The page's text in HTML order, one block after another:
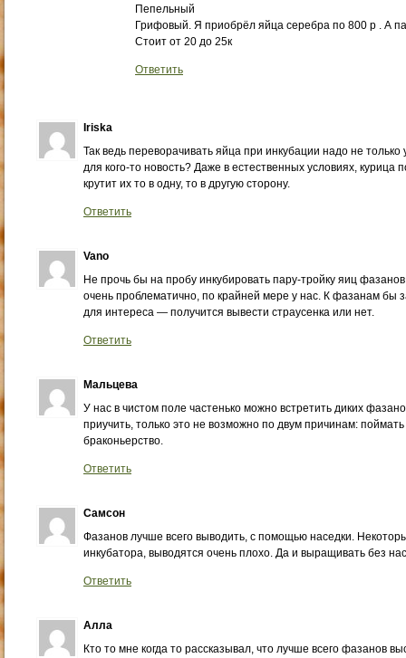
Пепельный
Грифовый. Я приобрёл яйца серебра по 800 р . А
Стоит от 20 до 25к
Ответить
Iriska
Так ведь переворачивать яйца при инкубации надо не
для кого-то новость? Даже в естественных условиях, курица
крутит их то в одну, то в другую сторону.
Ответить
Vano
Не прочь бы на пробу инкубировать пару-тройку яиц
очень проблематично, по крайней мере у нас. К фазанам бы
для интереса — получится вывести страусенка или нет.
Ответить
Мальцева
У нас в чистом поле частенько можно встретить диких
приучить, только это не возможно по двум причинам:
браконьерство.
Ответить
Самсон
Фазанов лучше всего выводить, с помощью наседки.
инкубатора, выводятся очень плохо. Да и выращивать без
Ответить
Алла
Кто то мне когда то рассказывал, что лучше всего фазанов